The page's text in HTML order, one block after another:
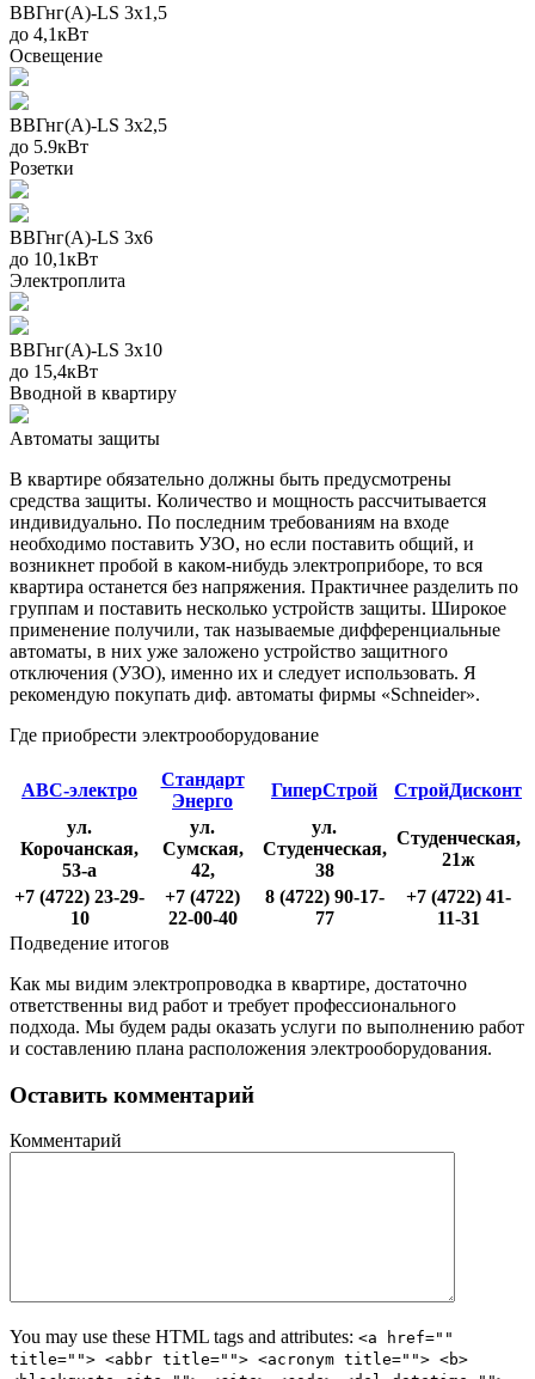
ВВГнг(А)-LS 3х1,5
до 4,1кВт
Освещение
ВВГнг(А)-LS 3х2,5
до 5.9кВт
Розетки
ВВГнг(А)-LS 3х6
до 10,1кВт
Электроплита
ВВГнг(А)-LS 3х10
до 15,4кВт
Вводной в квартиру
Автоматы защиты
В квартире обязательно должны быть предусмотрены
средства защиты. Количество и мощность рассчитывается
индивидуально. По последним требованиям на входе
необходимо поставить УЗО, но если поставить общий, и
возникнет пробой в каком-нибудь электроприборе, то вся
квартира останется без напряжения. Практичнее разделить по
группам и поставить несколько устройств защиты. Широкое
применение получили, так называемые дифференциальные
автоматы, в них уже заложено устройство защитного
отключения (УЗО), именно их и следует использовать. Я
рекомендую покупать диф. автоматы фирмы «Schneider».
Где приобрести электрооборудование
АВС-электро
Стандарт
Энерго
ГиперСтрой
СтройДисконт
ул.
Корочанская,
53-а
ул.
Сумская,
42,
ул.
Студенческая,
38
Студенческая,
21ж
+7 (4722) 23-29-
10
+7 (4722)
22-00-40
8 (4722) 90-17-
77
+7 (4722) 41-
11-31
Подведение итогов
Как мы видим электропроводка в квартире, достаточно
ответственны вид работ и требует профессионального
подхода. Мы будем рады оказать услуги по выполнению работ
и составлению плана расположения электрооборудования.
Оставить комментарий
Комментарий
You may use these HTML tags and attributes: <a href=""
title=""> <abbr title=""> <acronym title=""> <b>